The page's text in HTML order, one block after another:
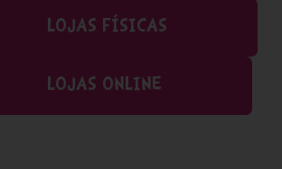
LOJAS FÍSICAS
LOJAS ONLINE